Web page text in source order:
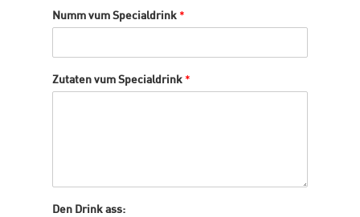
Numm vum Specialdrink *
Zutaten vum Specialdrink *
Den Drink ass: